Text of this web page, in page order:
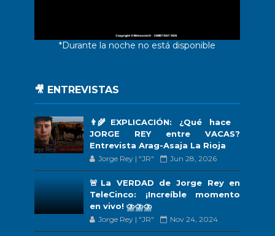
*Durante la noche no está disponible
🎥 ENTREVISTAS
👨‍🌾EXPLICACIÓN: ¿Qué hace
JORGE REY entre VACAS?
Entrevista Arag-Asaja La Rioja
Jorge Rey | "JR" Jun 28, 2026
🚨La VERDAD de Jorge Rey en
TeleCinco: ¡Increíble momento
en vivo! ⛈️⛈️⛈️
Jorge Rey | "JR" Nov 24, 2024